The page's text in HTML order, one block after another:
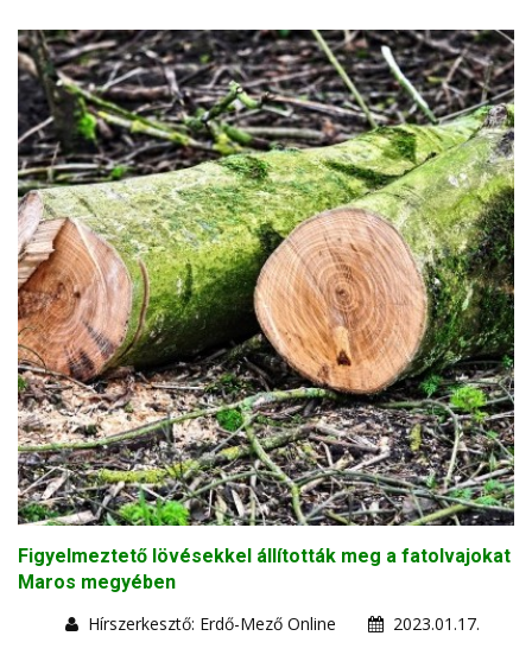
Figyelmeztető lövésekkel állították meg a fatolvajokat
Maros megyében
Hírszerkesztő: Erdő-Mező Online
2023.01.17.